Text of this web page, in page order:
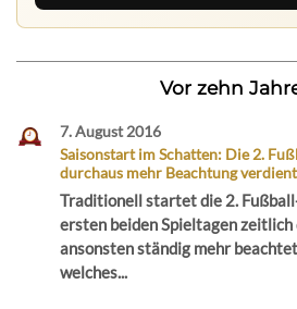
Vor zehn
7. August 2016
Saisonstart im Schatten: Die 2.
durchaus mehr Beachtung
Traditionell startet die 2.
ersten beiden Spieltagen
ansonsten ständig mehr
welches...